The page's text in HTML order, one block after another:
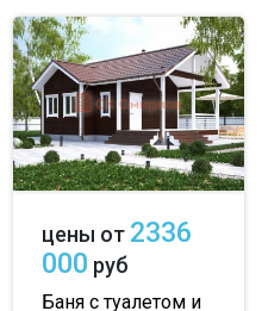
6х6 6х8
7х8 7х10 8х8
8х9 большие
небольшие
маленькие
цены от 2336
000 руб
Баня с туалетом и